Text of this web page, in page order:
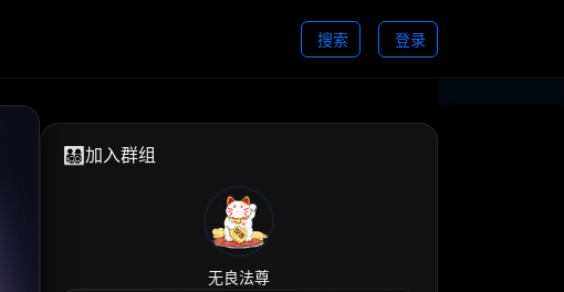
搜索 登录
👨‍👩‍👧‍👦加入群组
无良法尊